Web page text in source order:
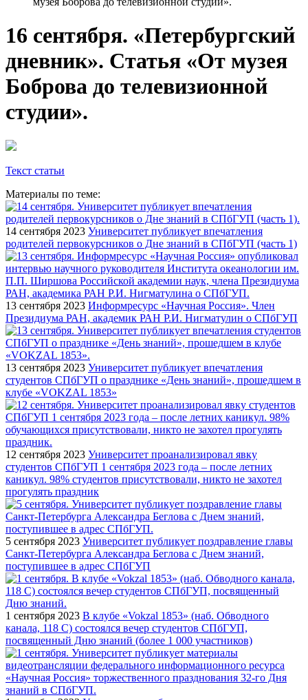
16 сентября. «Петербургский
дневник». Статья «От музея
Боброва до телевизионной
студии».
Текст статьи
Материалы по теме:
14 сентября 2023 Университет публикует впечатления
родителей первокурсников о Дне знаний в СПбГУП (часть 1)
13 сентября 2023 Информресурс «Научная Россия». Член
Президиума РАН, академик РАН Р.И. Нигматулин о СПбГУП
13 сентября 2023 Университет публикует впечатления
студентов СПбГУП о празднике «День знаний», прошедшем в
клубе «VOKZAL 1853»
12 сентября 2023 Университет проанализировал явку
студентов СПбГУП 1 сентября 2023 года – после летних
каникул. 98% студентов присутствовали, никто не захотел
прогулять праздник
5 сентября 2023 Университет публикует поздравление главы
Санкт-Петербурга Александра Беглова с Днем знаний,
поступившее в адрес СПбГУП
1 сентября 2023 В клубе «Vokzal 1853» (наб. Обводного
канала, 118 С) состоялся вечер студентов СПбГУП,
посвященный Дню знаний (более 1 000 участников)